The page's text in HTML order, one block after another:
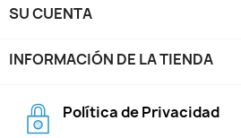
SU CUENTA
INFORMACIÓN DE LA TIENDA
Política de Privacidad